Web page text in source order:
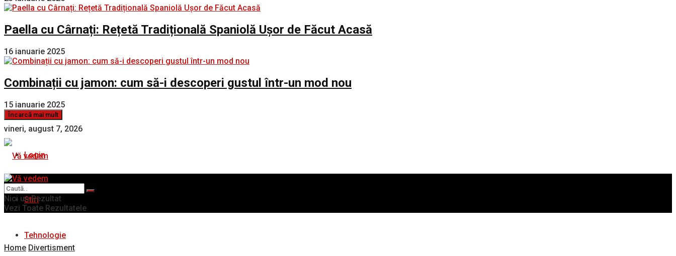
Paella cu Cârnați: Rețetă Tradițională Spaniolă Ușor de Făcut Acasă
16 ianuarie 2025
Combinații cu jamon: cum să-i descoperi gustul într-un mod nou
15 ianuarie 2025
Încarcă mai mult
vineri, august 7, 2026
Login
Stiri
Tehnologie
Nici un Rezultat
Vezi Toate Rezultatele
Home Divertisment